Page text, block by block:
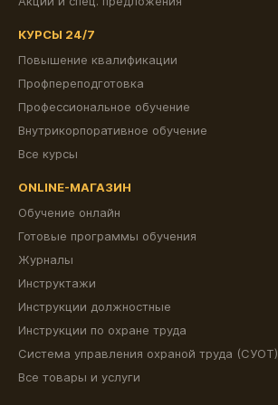
КУРСЫ 24/7
Повышение квалификации
Профпереподготовка
Профессиональное обучение
Внутрикорпоративное обучение
Все курсы
ONLINE-МАГАЗИН
Обучение онлайн
Готовые программы обучения
Журналы
Инструктажи
Инструкции должностные
Инструкции по охране труда
Система управления охраной труда (СУОТ)
Все товары и услуги